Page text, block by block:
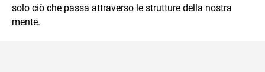
solo ciò che passa attraverso le strutture della nostra
mente.